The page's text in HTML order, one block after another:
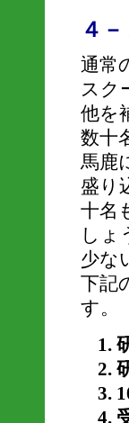
４
通常
スク
他を
数十
馬鹿
盛り
十名
しょ
少な
下記
す。